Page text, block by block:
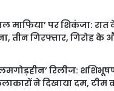
माफिया’ पर शिकंजा: रात
तीन गिरफ्तार, गिरोह के
रिलीज:
ने दिखाया दम, टीम